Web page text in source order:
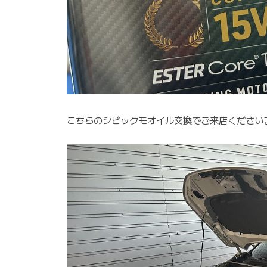
こちらのシビックモオイル交換でご来店ください